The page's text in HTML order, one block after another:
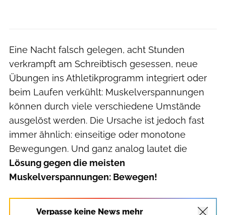
Eine Nacht falsch gelegen, acht Stunden
verkrampft am Schreibtisch gesessen, neue
Übungen ins Athletikprogramm integriert oder
beim Laufen verkühlt: Muskelverspannungen
können durch viele verschiedene Umstände
ausgelöst werden. Die Ursache ist jedoch fast
immer ähnlich: einseitige oder monotone
Bewegungen. Und ganz analog lautet die
Lösung gegen die meisten
Muskelverspannungen: Bewegen!
Verpasse keine News mehr